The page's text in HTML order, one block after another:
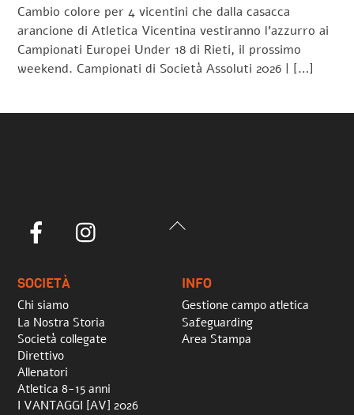
Cambio colore per 4 vicentini che dalla casacca
arancione di Atletica Vicentina vestiranno l’azzurro ai
Campionati Europei Under 18 di Rieti, il prossimo
weekend. Campionati di Società Assoluti 2026 | […]
Back
Facebook
SOCIETÀ
Chi siamo
La Nostra Storia
Società collegate
Direttivo
Allenatori
Atletica 8-15 anni
I VANTAGGI [AV] 2026
INFO
Gestione campo atletica
Safeguarding
Area Stampa